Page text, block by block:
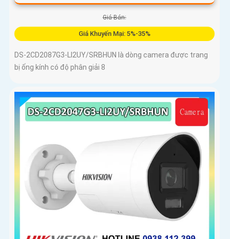
Giá Bán:
Giá Khuyến Mại: 5%-35%
DS-2CD2087G3-LI2UY/SRBHUN là dòng camera được trang
bị ống kính có độ phân giải 8